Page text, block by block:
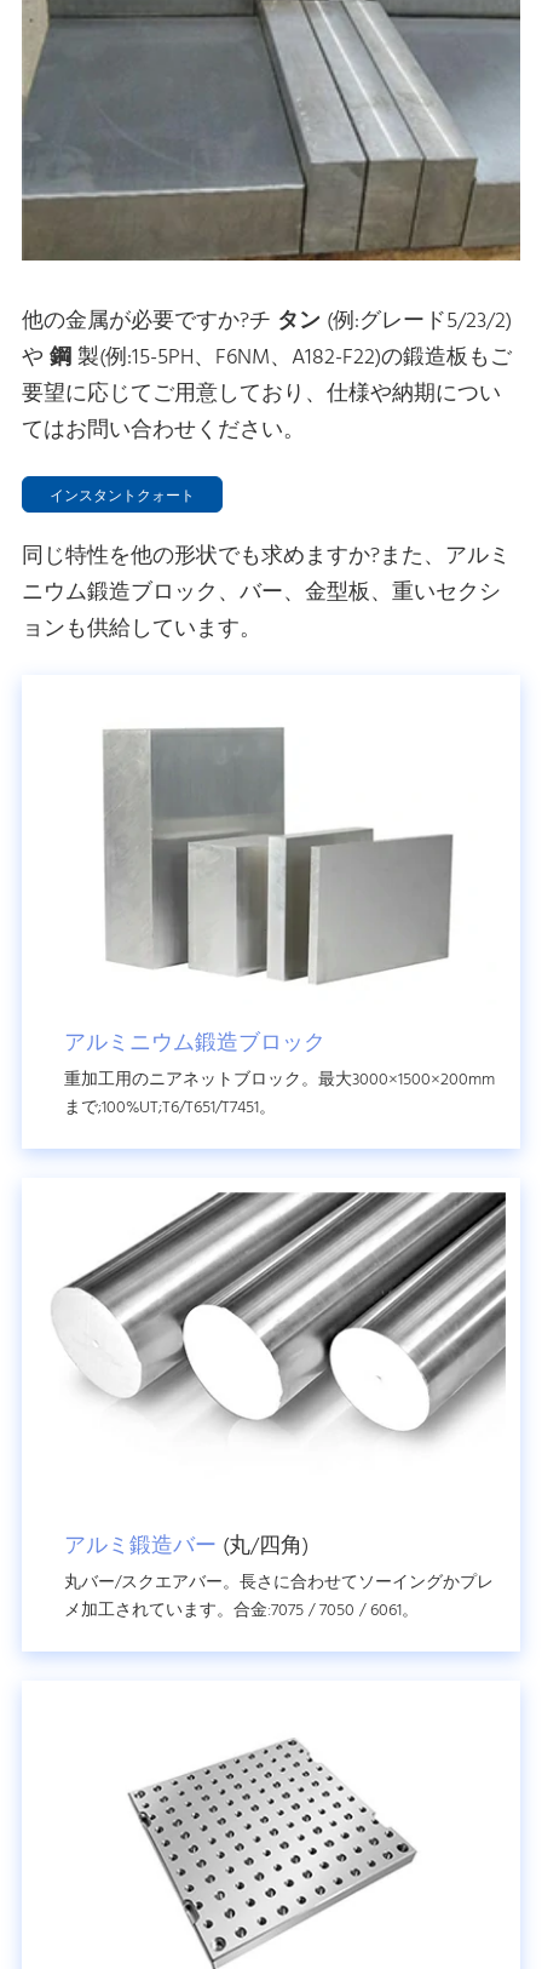
他の金属が必要ですか?チ タン(例:グレード5/23/2)
や 鋼製(例:15-5PH、F6NM、A182-F22)の鍛造板もご
要望に応じてご用意しており、仕様や納期につい
てはお問い合わせください。
インスタントクォート
同じ特性を他の形状でも求めますか?また、アルミ
ニウム鍛造ブロック、バー、金型板、重いセクシ
ョンも供給しています。
アルミニウム鍛造ブロック
重加工用のニアネットブロック。最大3000×1500×200mm
まで;100%UT;T6/T651/T7451。
アルミ鍛造バー (丸/四角)
丸バー/スクエアバー。長さに合わせてソーイングかプレ
メ加工されています。合金:7075 / 7050 / 6061。